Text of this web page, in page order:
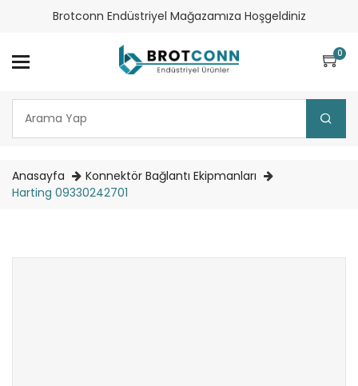
Brotconn Endüstriyel Mağazamıza Hoşgeldiniz
0
Anasayfa
Konnektör Bağlantı Ekipmanları
Harting 09330242701